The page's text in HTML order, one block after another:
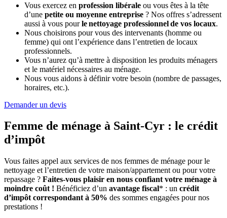
Vous exercez en profession libérale ou vous êtes à la tête
d’une petite ou moyenne entreprise ? Nos offres s’adressent
aussi à vous pourle nettoyage professionnel de vos locaux.
Nous choisirons pour vous des intervenants (homme ou
femme) qui ont l’expérience dans l’entretien de locaux
professionnels.
Vous n’aurez qu’à mettre à disposition les produits ménagers
et le matériel nécessaires au ménage.
Nous vous aidons à définir votre besoin (nombre de passages,
horaires, etc.).
Demander un devis
Femme de ménage à Saint-Cyr : le crédit
d’impôt
Vous faites appel aux services de nos femmes de ménage pour le
nettoyage et l’entretien de votre maison/appartement ou pour votre
repassage ? Faites-vous plaisir en nous confiant votre ménage à
moindre coût ! Bénéficiez d’un avantage fiscal* : un crédit
d’impôt correspondant à 50% des sommes engagées pour nos
prestations !